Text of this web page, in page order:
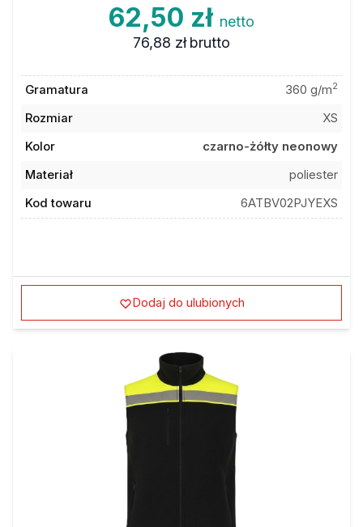
62,50 zł netto
76,88 zł brutto
Gramatura 360 g/m2
Rozmiar
XS
Kolor
czarno-żółty neonowy
Materiał
poliester
Kod towaru
6ATBV02PJYEXS
Dodaj do ulubionych